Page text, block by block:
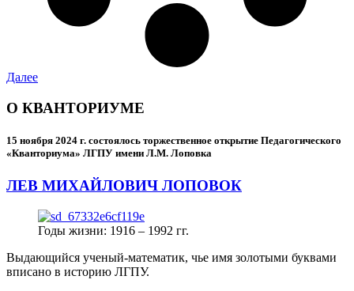
Далее
О КВАНТОРИУМЕ
15 ноября 2024 г. состоялось торжественное открытие Педагогического
«Кванториума» ЛГПУ имени Л.М. Лоповка
ЛЕВ МИХАЙЛОВИЧ ЛОПОВОК
Годы жизни: 1916 – 1992 гг.
Выдающийся ученый-математик, чье имя золотыми буквами
вписано в историю ЛГПУ.